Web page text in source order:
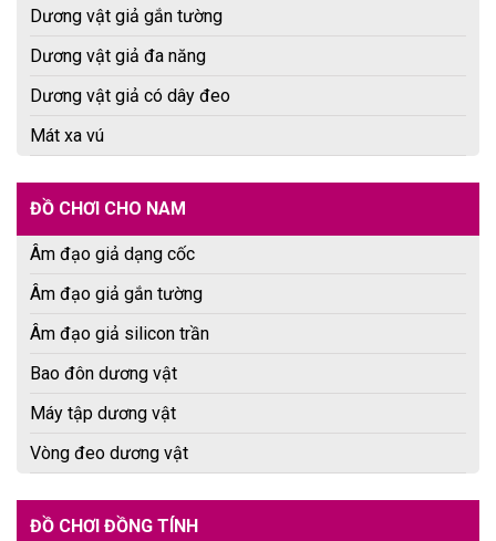
Dương vật giả gắn tường
Dương vật giả đa năng
Dương vật giả có dây đeo
Mát xa vú
ĐỒ CHƠI CHO NAM
Âm đạo giả dạng cốc
Âm đạo giả gắn tường
Âm đạo giả silicon trần
Bao đôn dương vật
Máy tập dương vật
Vòng đeo dương vật
ĐỒ CHƠI ĐỒNG TÍNH